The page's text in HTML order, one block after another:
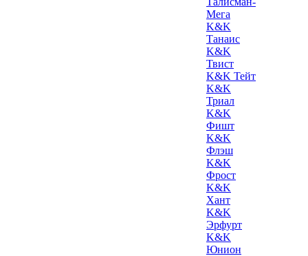
Мега
K&K
Танаис
K&K
Твист
K&K Тейт
K&K
Триал
K&K
Фишт
K&K
Флэш
K&K
Фрост
K&K
Хант
K&K
Эрфурт
K&K
Юнион